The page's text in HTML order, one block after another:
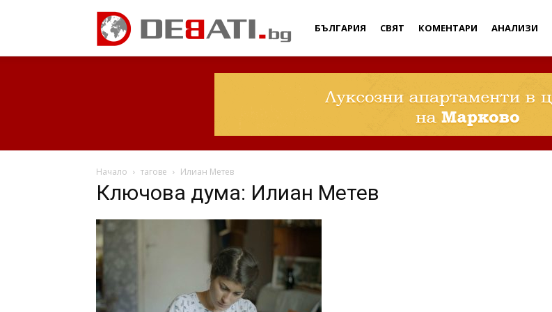
Дебати
БЪЛГАРИЯ СВЯТ КОМЕНТАРИ АНАЛИЗИ
Начало тагове Илиан Метев
Ключова дума: Илиан Метев